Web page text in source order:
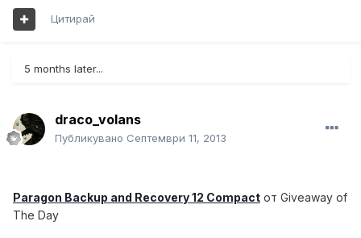
Цитирай
5 months later...
draco_volans
Публикувано Септември 11, 2013
Paragon Backup and Recovery 12 Compact от Giveaway of
The Day